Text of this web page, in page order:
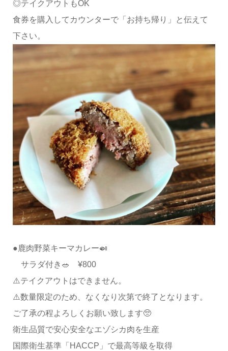
◎テイクアウトもOK
食券を購入してカウンターで「お持ち帰り」と伝えて
下さい。
●鹿肉野菜キーマカレー🍛
サラダ付き🥗 ¥800
⚠️テイクアウトはできません。
⚠️数量限定のため、なくなり次第で終了となります。
ご了承の程よろしくお願い致します🥺
衛生品質で安心安全なエゾシカ肉を生産
国際衛生基準「HACCP」で最高等級を取得